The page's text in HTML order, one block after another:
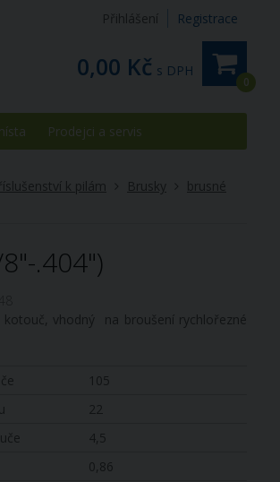
Přihlášení Registrace
0
0,00 Kč s DPH
Prodejci a servis
k pilám Brusky brusné
.404")
kotouč, vhodný na broušení rychlořezné
105
22
4,5
0,86